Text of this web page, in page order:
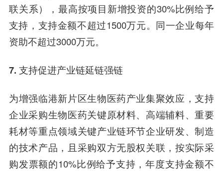
联关系），最高按项目新增投资的30%比例给予
支持，支持金额不超过1500万元。同一企业每年
资助不超过3000万元。
7. 支持促进产业链延链强链
为增强临港新片区生物医药产业集聚效应，支持
企业采购生物医药关键原材料、高端辅料、重要
耗材等重点领域关键产业链环节企业研发、制造
的技术产品，且采购双方无股权关联，按实际采
购发票额的10%比例给予支持，年度支持金额不